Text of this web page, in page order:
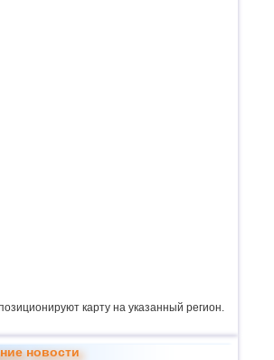
карту на указанный регион.
новости